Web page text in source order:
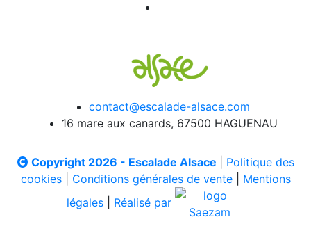
contact@escalade-alsace.com
16 mare aux canards, 67500 HAGUENAU
Copyright 2026 - Escalade Alsace
Politique des
cookies| Conditions générales de vente| Mentions
légales
Réalisé par